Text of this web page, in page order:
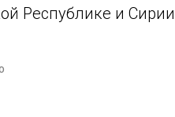
Республике и